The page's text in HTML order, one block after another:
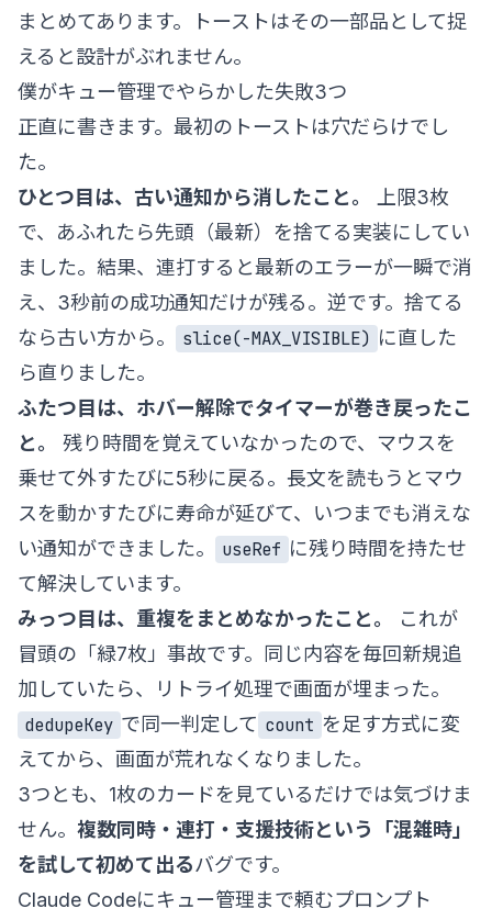
まとめてあります。トーストはその一部品として捉
えると設計がぶれません。
僕がキュー管理でやらかした失敗3つ
正直に書きます。最初のトーストは穴だらけでし
た。
ひとつ目は、古い通知から消したこと。
上限3枚
で、あふれたら先頭（最新）を捨てる実装にしてい
ました。結果、連打すると最新のエラーが一瞬で消
え、3秒前の成功通知だけが残る。逆です。捨てる
なら古い方から。
slice(-MAX_VISIBLE) に直した
ら直りました。
ふたつ目は、ホバー解除でタイマーが巻き戻ったこ
と。
残り時間を覚えていなかったので、マウスを
乗せて外すたびに5秒に戻る。長文を読もうとマウ
スを動かすたびに寿命が延びて、いつまでも消えな
い通知ができました。
useRef に残り時間を持たせ
て解決しています。
みっつ目は、重複をまとめなかったこと。
これが
冒頭の「緑7枚」事故です。同じ内容を毎回新規追
加していたら、リトライ処理で画面が埋まった。
dedupeKey で同一判定して count を足す方式に変
えてから、画面が荒れなくなりました。
3つとも、1枚のカードを見ているだけでは気づけま
せん。 複数同時・連打・支援技術という「混雑時」
を試して初めて出るバグです。
Claude Codeにキュー管理まで頼むプロンプト